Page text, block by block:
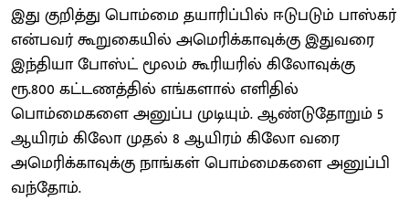
இது குறித்து பொம்மை தயாரிப்பில் ஈடுபடும் பாஸ்கர்
என்பவர் கூறுகையில் அமெரிக்காவுக்கு இதுவரை
இந்தியா போஸ்ட் மூலம் கூரியரில் கிலோவுக்கு
ரூ.800 கட்டணத்தில் எங்களால் எளிதில்
பொம்மைகளை அனுப்ப முடியும். ஆண்டுதோறும் 5
ஆயிரம் கிலோ முதல் 8 ஆயிரம் கிலோ வரை
அமெரிக்காவுக்கு நாங்கள் பொம்மைகளை அனுப்பி
வந்தோம்.